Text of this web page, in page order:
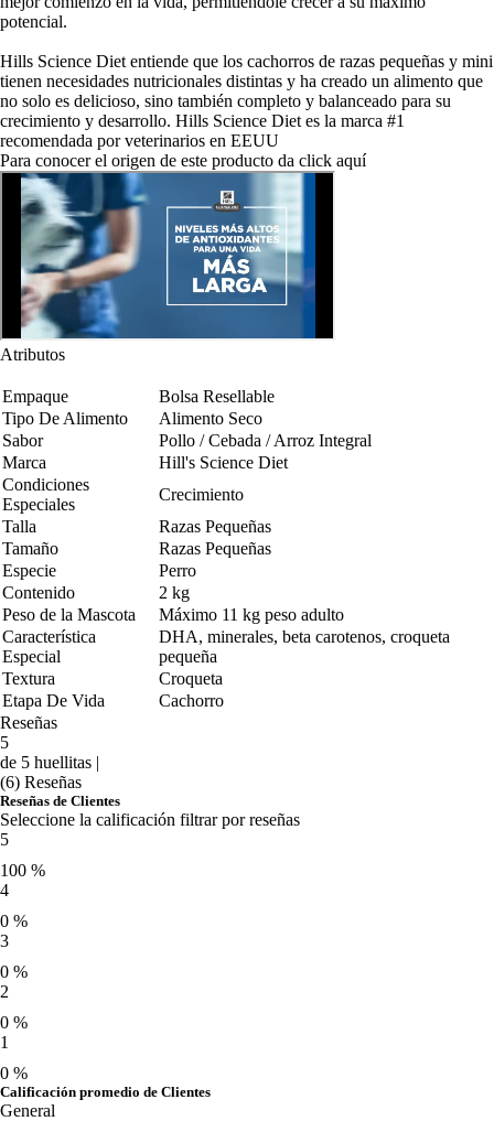
potencial.
Hills Science Diet entiende que los cachorros de razas pequeñas y mini
tienen necesidades nutricionales distintas y ha creado un alimento que
no solo es delicioso, sino también completo y balanceado para su
crecimiento y desarrollo. Hills Science Diet es la marca #1
recomendada por veterinarios en EEUU
Para conocer el origen de este producto da click aquí
Atributos
Empaque
Bolsa Resellable
Tipo De Alimento
Alimento Seco
Sabor
Pollo / Cebada / Arroz Integral
Marca
Hill's Science Diet
Condiciones
Especiales
Crecimiento
Talla
Razas Pequeñas
Tamaño
Razas Pequeñas
Especie
Perro
Contenido
2 kg
Peso de la Mascota
Máximo 11 kg peso adulto
Característica
Especial
DHA, minerales, beta carotenos, croqueta
pequeña
Textura
Croqueta
Etapa De Vida
Cachorro
Reseñas
5
de 5 huellitas |
(6) Reseñas
Reseñas de Clientes
Seleccione la calificación filtrar por reseñas
5
100 %
4
0 %
3
0 %
2
0 %
1
0 %
Calificación promedio de Clientes
General